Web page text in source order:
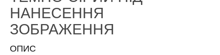
НАНЕСЕННЯ
ЗОБРАЖЕННЯ
ОПИС